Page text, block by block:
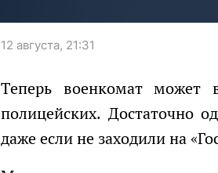
12 августа, 21:31
Теперь военкомат может вызвать вас без звонков, писем и визитов
полицейских. Достаточно
даже если не заходили на